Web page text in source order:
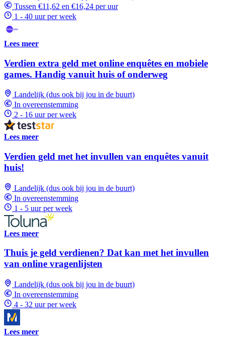
Tussen €11,62 en €16,24 per uur
1 - 40 uur per week
Lees meer
Verdien extra geld met online enquêtes en mobiele
games. Handig vanuit huis of onderweg
Landelijk (dus ook bij jou in de buurt)
In overeenstemming
2 - 16 uur per week
Lees meer
Verdien geld met het invullen van enquêtes vanuit
huis!
Landelijk (dus ook bij jou in de buurt)
In overeenstemming
1 - 5 uur per week
Lees meer
Thuis je geld verdienen? Dat kan met het invullen
van online vragenlijsten
Landelijk (dus ook bij jou in de buurt)
In overeenstemming
4 - 32 uur per week
Lees meer